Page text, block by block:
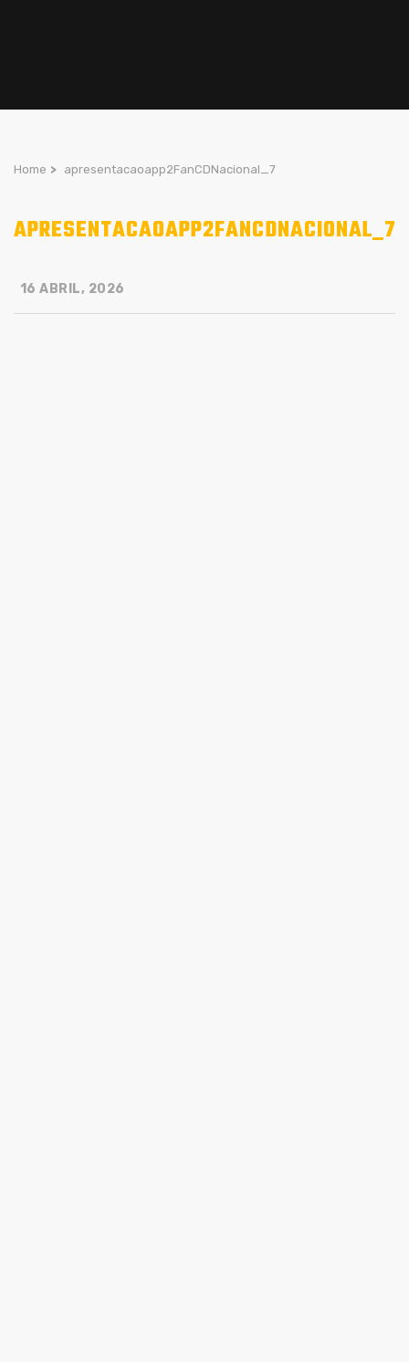
Home > apresentacaoapp2FanCDNacional_7
APRESENTACAOAPP2FANCDNACIONAL_7
16 ABRIL, 2026